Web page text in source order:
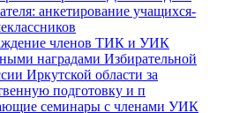
анкетирование учащихся-
членов ТИК и УИК
наградами Избирательной
Иркутской области за
подготовку и п
семинары с членами УИК